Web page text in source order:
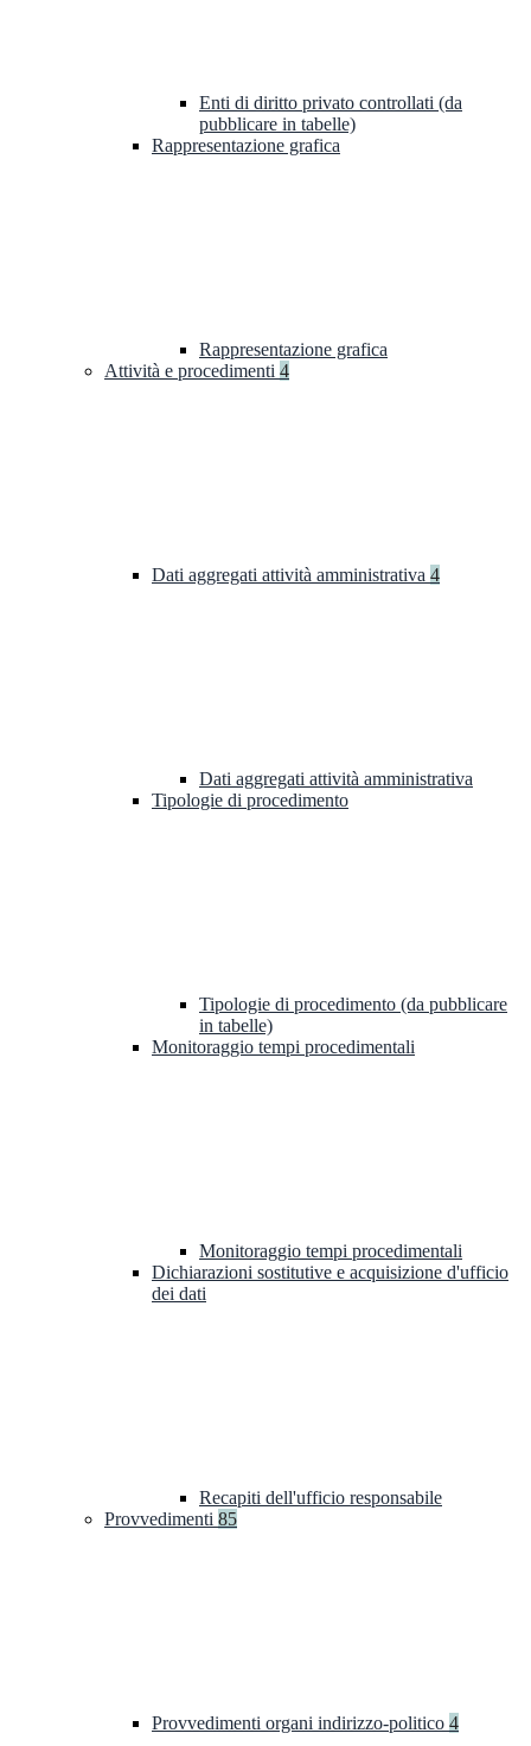
Enti di diritto privato controllati (da
pubblicare in tabelle)
Rappresentazione grafica
Rappresentazione grafica
Attività e procedimenti 4
Dati aggregati attività amministrativa 4
Dati aggregati attività amministrativa
Tipologie di procedimento
Tipologie di procedimento (da pubblicare
in tabelle)
Monitoraggio tempi procedimentali
Monitoraggio tempi procedimentali
Dichiarazioni sostitutive e acquisizione d'ufficio
dei dati
Recapiti dell'ufficio responsabile
Provvedimenti 85
Provvedimenti organi indirizzo-politico 4